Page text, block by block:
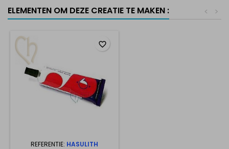
ELEMENTEN OM DEZE CREATIE TE MAKEN : >
<
REFERENTIE: HASULITH
favorite_border